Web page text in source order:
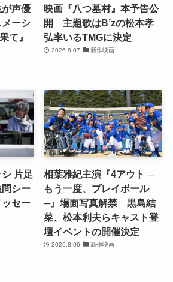
声優
ーシ
て』
映画『八つ墓村』本予告公
開 主題歌はB’zの松本孝
弘率いるTMGに決定
2026.8.07 新作映画
片足
シー
セー
相葉雅紀主演『4アウト ─
もう一度、プレイボール
─』場面写真解禁 黒島結
菜、松本利夫らキャスト登
壇イベントの開催決定
2026.8.06 新作映画